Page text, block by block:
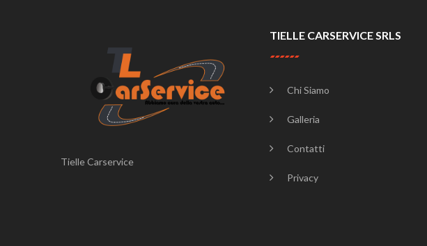
Tielle Carservice
TIELLE CARSERVICE SRLS
Chi Siamo
Galleria
Contatti
Privacy